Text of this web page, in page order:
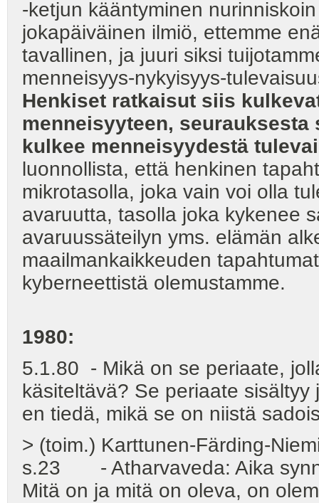
-ketjun kääntyminen
jokapäiväinen ilmiö, ettemme
tavallinen, ja juuri siksi
menneisyys-nykyisyys-
Henkiset ratkaisut siis
menneisyyteen,
kulkee menneisyydestä
luonnollista, että henkinen
mikrotasolla, joka vain voi olla
avaruutta, tasolla joka kykenee
avaruussäteilyn yms. elämän
maailmankaikkeuden
kyberneettistä
1980:
5.1.80 - Mikä on se periaate,
käsiteltävä? Se periaate
en tiedä, mikä se on niistä
> (toim.) Karttunen-Färding-
s.23 - Atharvaveda: Aika
Mitä on ja mitä on oleva, on